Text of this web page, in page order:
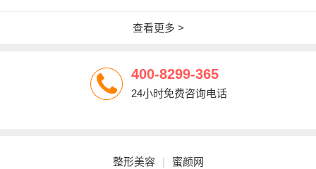
查看更多 >
400-8299-365
24小时免费咨询电话
整形美容 | 蜜颜网